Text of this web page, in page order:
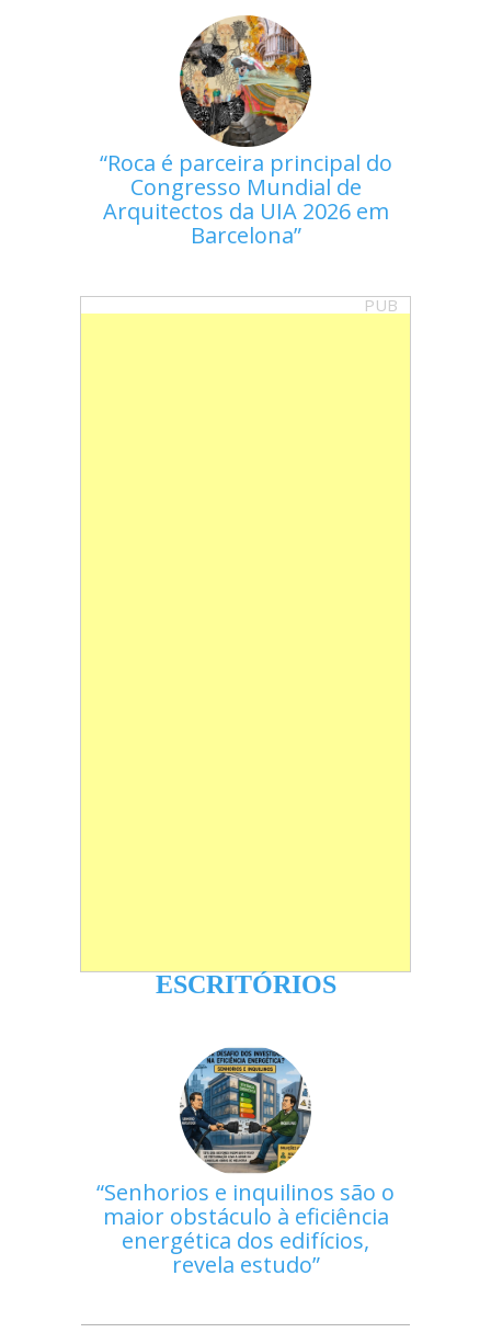
Roca é parceira principal do
Congresso Mundial de
Arquitectos da UIA 2026 em
Barcelona
PUB
ESCRITÓRIOS
Senhorios e inquilinos são o
maior obstáculo à eficiência
energética dos edifícios,
revela estudo